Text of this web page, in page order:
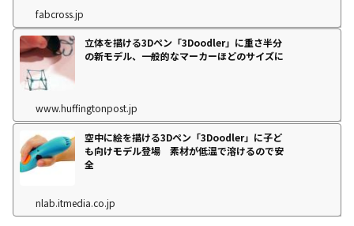
fabcross.jp
立体を描ける3Dペン「3Doodler」に重さ半分
の新モデル、一般的なマーカーほどのサイズに
www.huffingtonpost.jp
空中に絵を描ける3Dペン「3Doodler」に子ど
も向けモデル登場 素材が低温で溶けるので安
全
nlab.itmedia.co.jp